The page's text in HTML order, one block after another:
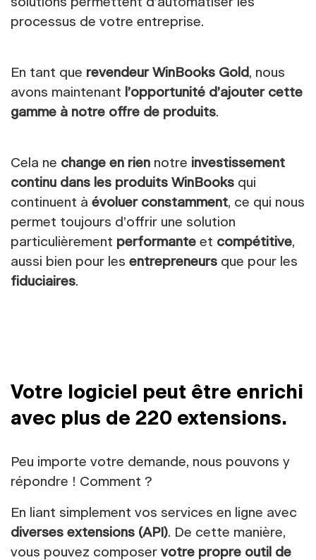
processus de votre entreprise.
En tant que revendeur WinBooks Gold , nous
avons maintenant l’opportunité d’ajouter cette
gamme à notre offre de produits.
Cela ne change en rien notre investissement
continu dans les produits WinBooks qui
continuent à évoluer constamment, ce qui nous
permet toujours d’offrir une solution
particulièrement performante et compétitive,
aussi bien pour les entrepreneurs que pour les
fiduciaires.
Votre logiciel peut être enrichi
avec plus de 220 extensions.
Peu importe votre demande, nous pouvons y
répondre ! Comment ?
En liant simplement vos services en ligne avec
diverses extensions (API). De cette manière,
vous pouvez composer votre propre outil de